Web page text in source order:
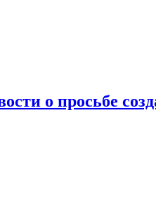
о просьбе